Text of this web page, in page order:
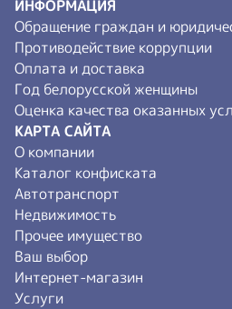
ИНФОРМАЦИЯ
Обращение граждан и
Противодействие коррупции
Оплата и доставка
Год белорусской женщины
Оценка качества оказанных
КАРТА САЙТА
О компании
Каталог конфиската
Автотранспорт
Недвижимость
Прочее имущество
Ваш выбор
Интернет-магазин
Услуги